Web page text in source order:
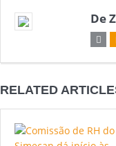
De
RELATED